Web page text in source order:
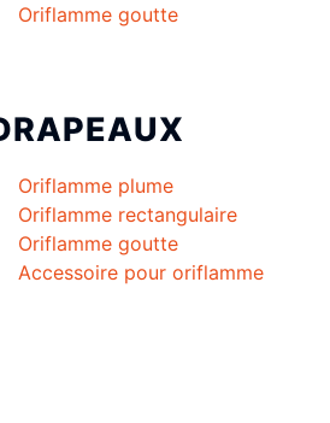
Oriflamme goutte
Oriflamme plume
Oriflamme rectangulaire
Oriflamme goutte
Accessoire pour oriflamme